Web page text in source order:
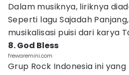
Dalam musiknya, liriknya
Seperti lagu Sajadah
musikalisasi puisi dari karya
8. God Bless
frewaremini.com
Grup Rock Indonesia ini